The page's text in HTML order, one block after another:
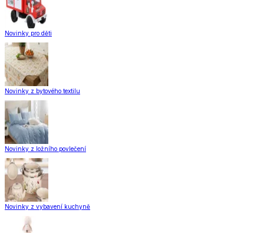
Novinky pro děti
Novinky z bytového textilu
Novinky z ložního povlečení
Novinky z vybavení kuchyně